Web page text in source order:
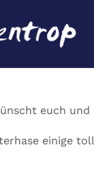
euch
einige